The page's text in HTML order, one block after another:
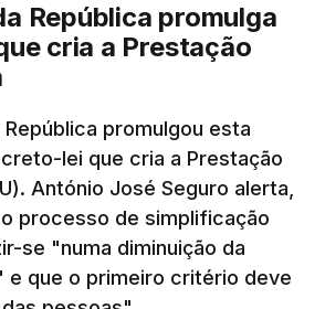
República promulga
cria a Prestação
promulgou esta
lei que cria a Prestação
António José Seguro alerta,
processo de simplificação
se "numa diminuição da
e que o primeiro critério deve